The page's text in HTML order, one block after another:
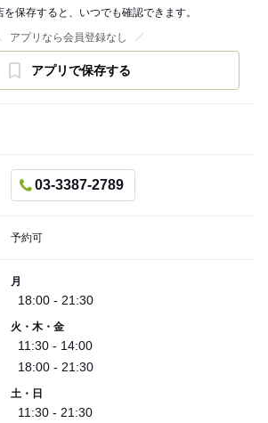
保存すると、いつでも確認できます。
アプリなら会員登録なし
アプリで保存する
03-3387-2789
予約可
月
18:00 - 21:30
火・木・金
11:30 - 14:00
18:00 - 21:30
土・日
11:30 - 21:30